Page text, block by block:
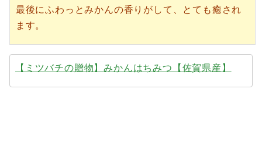
最後にふわっとみかんの香りがして、とても癒され
ます。
【ミツバチの贈物】みかんはちみつ【佐賀県産】